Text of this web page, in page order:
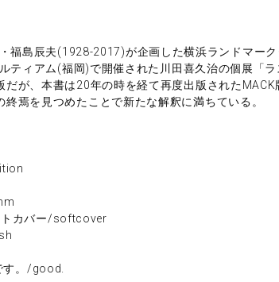
福島辰夫(1928-2017)が企画した横浜ランドマーク
ティアム(福岡)で開催された川田喜久治の個展「ラ
だが、本書は20年の時を経て再度出版された
焉を見つめたことで新たな解釈に満ちている。
カバー/softcover
。/good.